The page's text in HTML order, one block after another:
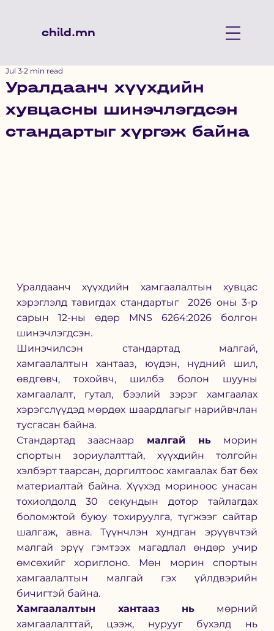
child.mn
Уралдаанч хүүхдийн
хувцасны шинэчлэгдсэн
стандартыг хүргэж байна
Jul 3 2 min read
Уралдаанч хүүхдийн хамгаалалтын хувцас
хэрэглэлд тавигдах стандартыг  2026 оны 3-р
сарын 12-ны өдөр MNS 6264:2026 болгон
шинэчлэгдсэн.
Шинэчилсэн стандартад малгай,
хамгаалалтын хантааз, юүдэн, нүдний шил,
өвдгөвч, тохойвч, шилбэ болон шууны
хамгаалалт, гутал, бээлий зэрэг хамгаалах
хэрэгслүүдэд мөрдөх шаардлагыг нарийвчлан
тусгасан байна.
Стандартад зааснаар малгай нь морин
спортын зориулалттай, хүүхдийн толгойн
хэлбэрт таарсан, доргилтоос хамгаалах бат бөх
материалтай байна. Хүүхэд мориноос унасан
тохиолдолд 30 секундын дотор тайлагдах
боломжтой буюу тохируулга, түгжээг сайтар
шалгаж, авна. Түүнчлэн хундган эрүүвчтэй
малгай эрүү гэмтээх магадлал өндөр учир
өмсөхийг хориглоно. Мөн морин спортын
хамгаалалтын малгай гэх үйлдвэрийн
бичигтэй байна.
Хамгаалалтын хантааз нь мөрний
хамгаалалттай, цээж, нурууг бүхэлд нь